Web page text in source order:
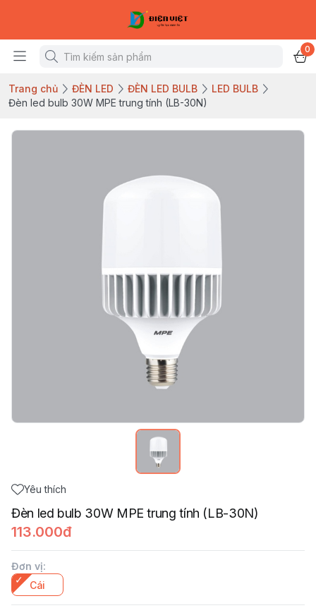
0
Trang chủ ĐÈN LED ĐÈN LED BULB
LED BULB
Đèn led bulb 30W MPE trung tính (LB-30N)
Yêu thích
Đèn led bulb 30W MPE trung tính (LB-30N)
113.000đ
Đơn vị:
Cái